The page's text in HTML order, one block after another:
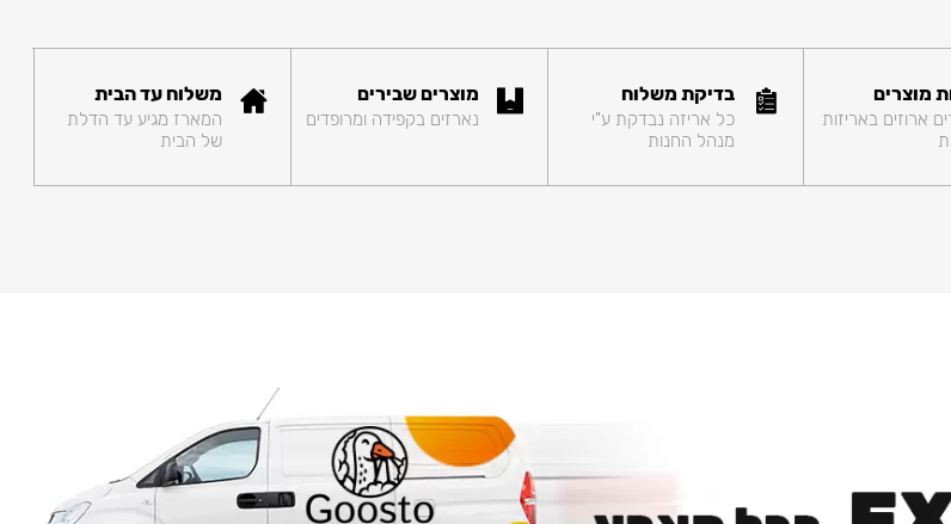
מוצרים
ארוזים באריזות
בדיקת משלוח
כל אריזה נבדקת ע"י
מנהל החנות
מוצרים שבירים
נארזים בקפידה ומרופדים
משלוח עד הבית
המארז מגיע עד הדלת
של הבית